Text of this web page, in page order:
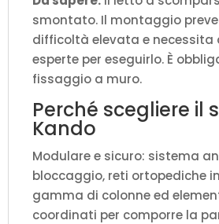
smontato. Il montaggio
difficoltà elevata e necessita
esperte per eseguirlo. È
fissaggio a muro.
Perché scegliere il
Kando
Modulare e sicuro: sistema
bloccaggio, reti ortopediche
gamma di colonne ed
coordinati per comporre la